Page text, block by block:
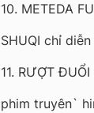
10. METEDA
SHUQI chỉ
11. RƯỢT
phim truyên`